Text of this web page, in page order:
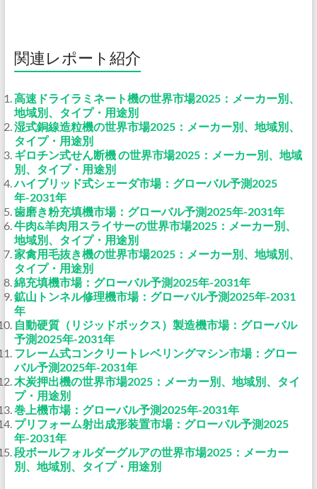
関連レポート紹介
高速ドライラミネート機の世界市場2025：メーカー別、
地域別、タイプ・用途別
湿式銅線造粒機の世界市場2025：メーカー別、地域別、
タイプ・用途別
ギロチン式せん断機 の世界市場2025：メーカー別、地域
別、タイプ・用途別
ハイブリッド式シェーダ市場：グローバル予測2025
年-2031年
歯磨き粉充填機市場：グローバル予測2025年-2031年
牛肉&羊肉用スライサーの世界市場2025：メーカー別、
地域別、タイプ・用途別
家禽用毛抜き機の世界市場2025：メーカー別、地域別、
タイプ・用途別
綿充填機市場：グローバル予測2025年-2031年
鉱山トンネル修理機市場：グローバル予測2025年-2031
年
自動硬質（リジッドボックス）製造機市場：グローバル
予測2025年-2031年
フレーム式コンクリートレベリングマシン市場：グロー
バル予測2025年-2031年
木炭押出機の世界市場2025：メーカー別、地域別、タイ
プ・用途別
巻上機市場：グローバル予測2025年-2031年
プリフォーム射出成形装置市場：グローバル予測2025
年-2031年
段ボールフォルダーグルアの世界市場2025：メーカー
別、地域別、タイプ・用途別